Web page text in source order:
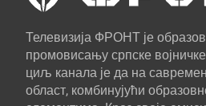
Телевизија ФРОНТ је
промовисању српске
циљ канала је да на
област, комбинујући